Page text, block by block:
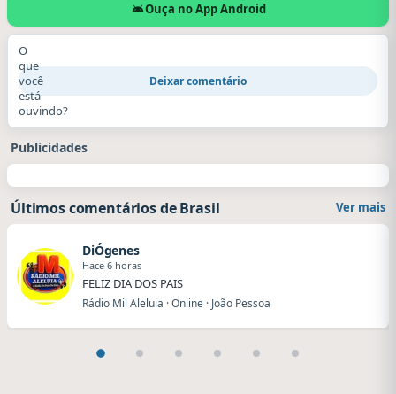
Ouça no App Android
O
que
você
está
ouvindo?
Deixar comentário
Publicidades
Últimos comentários de Brasil Ver mais
DiÓgenes
Hace 6 horas
FELIZ DIA DOS PAIS
Rádio Mil Aleluia · Online · João Pessoa